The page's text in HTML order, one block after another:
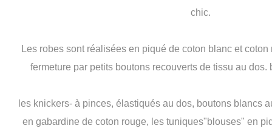
chic.
Les robes sont réalisées en piqué de coton blanc et
fermeture par petits boutons recouverts de tissu au dos.
les knickers- à pinces, élastiqués au dos, boutons blancs
en gabardine de coton rouge, les tuniques"blouses" en